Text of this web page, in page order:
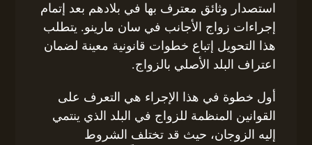
استصدار وثائق معترف بها في بلادهم بعد إتمام
إجراءات زواج الأجانب في سان مارينو. يتطلب
هذا التحويل إتباع خطوات قانونية معينة لضمان
اعتراف البلد الأصلي بالزواج.
أول خطوة في هذا الإجراء هي التعرف على
القوانين المنظمة للزواج في البلد الذي ينتمي
إليه الزوجان، حيث قد تختلف الشروط